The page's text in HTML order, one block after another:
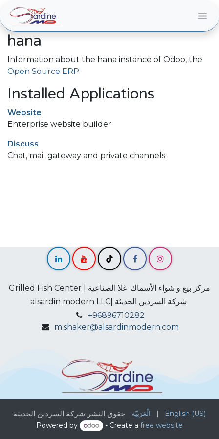
Skip to Content
hana
Information about the hana instance of Odoo, the
Open Source ERP.
Installed Applications
Website
Enterprise website builder
Discuss
Chat, mail gateway and private channels
Grilled Fish Center | مركز بيع و شواء الأسماك غلا الصناعية
+96896710282
m.shaker@alsardinmodern.com
حقوق النشر شركة السردين الحديثة الْعَرَبيّة |
English (US)
Powered by
- Create afree website